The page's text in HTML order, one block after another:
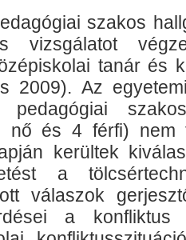
szakos
vizsgálatot
tanár és
2009). Az
pedagógiai
nő és 4 férfi) nem
kerültek
a
válaszok
a konfliktus